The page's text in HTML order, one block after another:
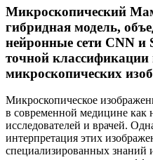
Микроскопический
гибридная модель,
нейронные сети CNN и
точной классификации
микроскопических
Микроскопическое
в современной медицине как
исследователей и врачей.
интерпретация этих
специализированных знаний